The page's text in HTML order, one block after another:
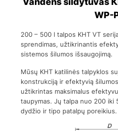
WP-
200 – 500 l talpos KHT VT
sprendimas, užtikrinantis
sistemos šilumos išsaugojimą.
Mūsų KHT katilinės talpyklos
konstrukciją ir efektyvią
užtikrintas maksimalus
taupymas. Jų talpa nuo 200 iki
dydžio ir tipo patalpų poreikius.